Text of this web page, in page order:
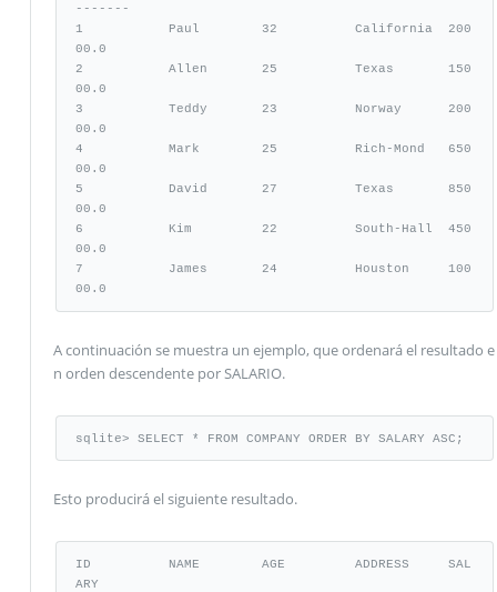
-------
1           Paul        32          California  200
00.0
2           Allen       25          Texas       150
00.0
3           Teddy       23          Norway      200
00.0
4           Mark        25          Rich-Mond   650
00.0
5           David       27          Texas       850
00.0
6           Kim         22          South-Hall  450
00.0
7           James       24          Houston     100
00.0
A continuación se muestra un ejemplo, que ordenará el resultado e
n orden descendente por SALARIO.
sqlite> SELECT * FROM COMPANY ORDER BY SALARY ASC;
Esto producirá el siguiente resultado.
ID          NAME        AGE         ADDRESS     SAL
ARY